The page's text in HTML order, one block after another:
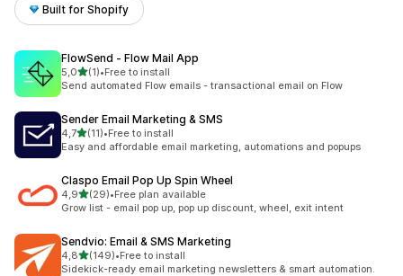
Built for Shopify
FlowSend ‑ Flow Mail App
5,0/ 5 tähteä
(1)
1 arvostelua yhteensä
•Free to install
Send automated Flow emails - transactional email on Flow
Sender Email Marketing & SMS
4,7/ 5 tähteä
(11)
11 arvostelua yhteensä
•Free to install
Easy and affordable email marketing, automations and popups
Claspo Email Pop Up Spin Wheel
4,9/ 5 tähteä
(29)
29 arvostelua yhteensä
•Free plan available
Grow list - email pop up, pop up discount, wheel, exit intent
Sendvio: Email & SMS Marketing
4,8/ 5 tähteä
(149)
149 arvostelua yhteensä
•Free to install
Sidekick-ready email marketing newsletters & smart automation.